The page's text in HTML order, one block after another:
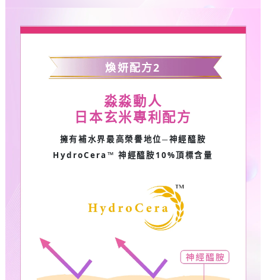
煥妍配方2
淼淼動人
日本玄米專利配方
擁有補水界最高榮譽地位─神經醯胺
HydroCera™神經醯胺10%頂標含量